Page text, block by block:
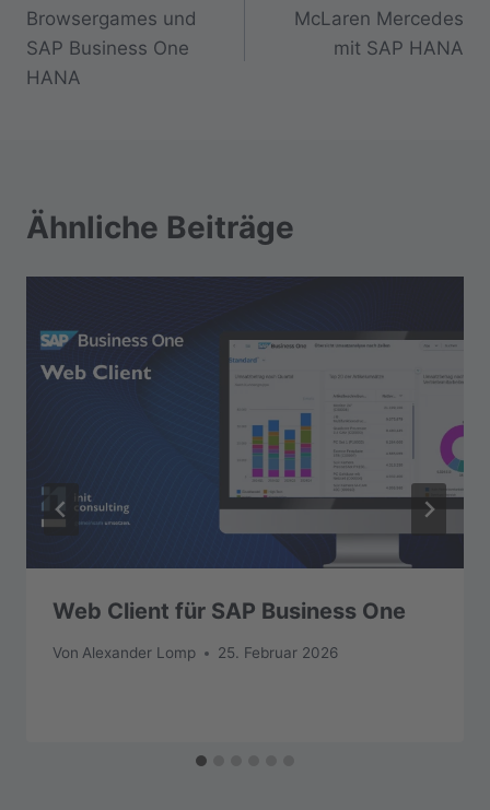
Browsergames und
SAP Business One
HANA
McLaren Mercedes
mit SAP HANA
Ähnliche Beiträge
Web Client für SAP Business One
Von Alexander Lomp 25. Februar 2026